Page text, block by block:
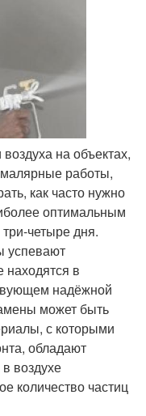
на объектах,
малярные работы,
как часто нужно
оптимальным
четыре дня.
успевают
находятся в
надёжной
может быть
с которыми
обладают
воздухе
количество частиц